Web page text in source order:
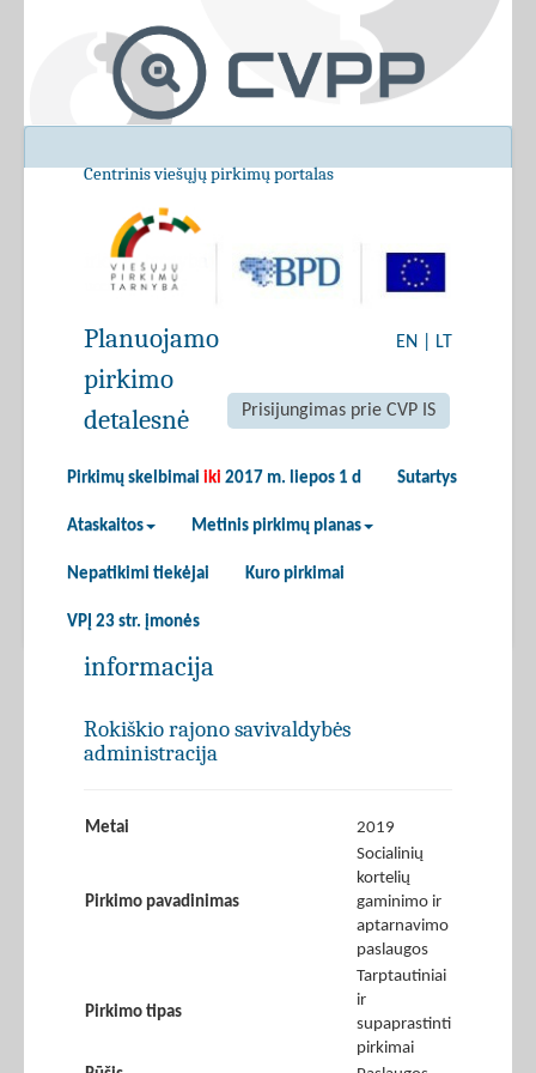
Centrinis viešųjų pirkimų portalas
EN LT
Prisijungimas prie CVP IS
Pirkimų skelbimai iki 2017 m. liepos 1 d Sutartys
Ataskaitos Metinis pirkimų planas
Nepatikimi tiekėjai Kuro pirkimai
VPĮ 23 str. įmonės
Planuojamo
pirkimo
detalesnė
informacija
Rokiškio rajono savivaldybės
administracija
Metai 2019
Pirkimo pavadinimas
Socialinių
kortelių
gaminimo ir
aptarnavimo
paslaugos
Pirkimo tipas
Tarptautiniai
ir
supaprastinti
pirkimai